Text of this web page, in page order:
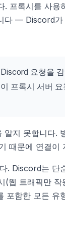
프록시를 사
다 — Discord가
요청을
프록시 서버
지 못합니다.
때문에 연결이
. Discord는 단
웹 트래픽만
포함한 모든 유